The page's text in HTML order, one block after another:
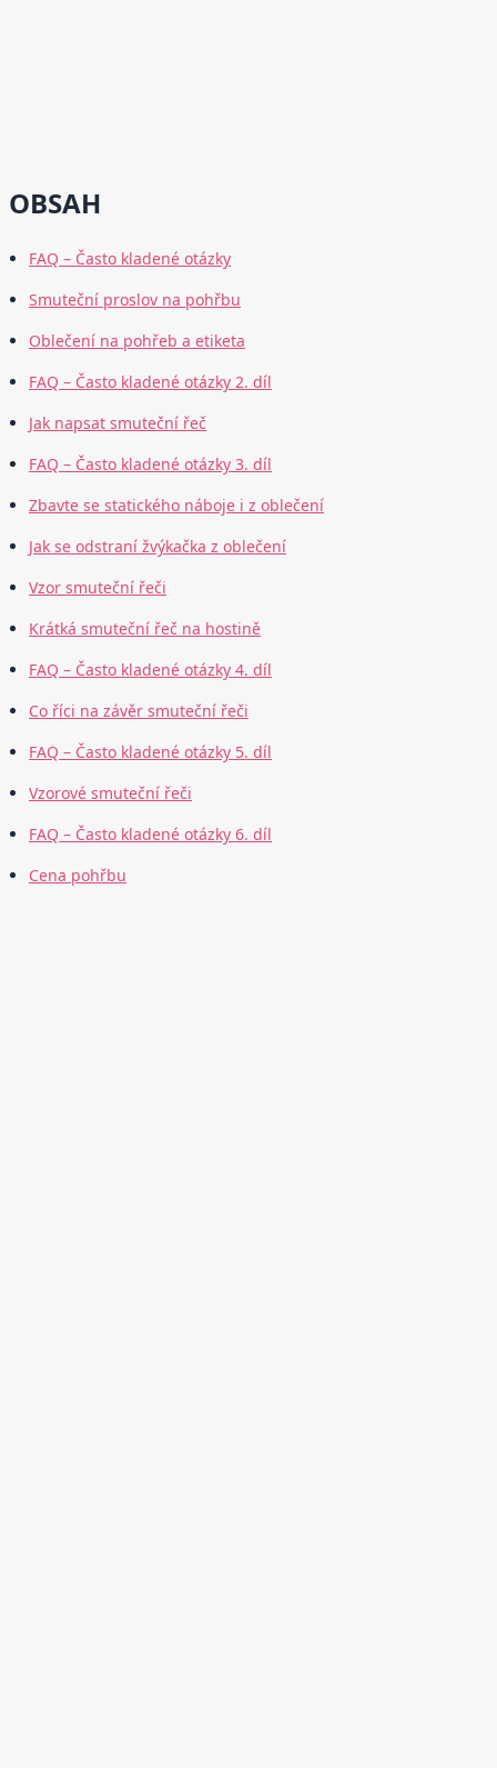
OBSAH
FAQ – Často kladené otázky
Smuteční proslov na pohřbu
Oblečení na pohřeb a etiketa
FAQ – Často kladené otázky 2. díl
Jak napsat smuteční řeč
FAQ – Často kladené otázky 3. díl
Zbavte se statického náboje i z oblečení
Jak se odstraní žvýkačka z oblečení
Vzor smuteční řeči
Krátká smuteční řeč na hostině
FAQ – Často kladené otázky 4. díl
Co říci na závěr smuteční řeči
FAQ – Často kladené otázky 5. díl
Vzorové smuteční řeči
FAQ – Často kladené otázky 6. díl
Cena pohřbu